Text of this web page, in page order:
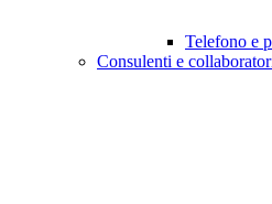
Telefono e
Consulenti e